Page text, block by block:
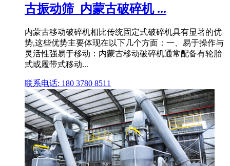
古振动筛_内蒙古破碎机 ...
内蒙古移动破碎机相比传统固定式破碎机具有显著的优
势,这些优势主要体现在以下几个方面：一、易于操作与
灵活性强易于移动：内蒙古移动破碎机通常配备有轮胎
式或履带式移动...
联系电话: 180 3780 8511